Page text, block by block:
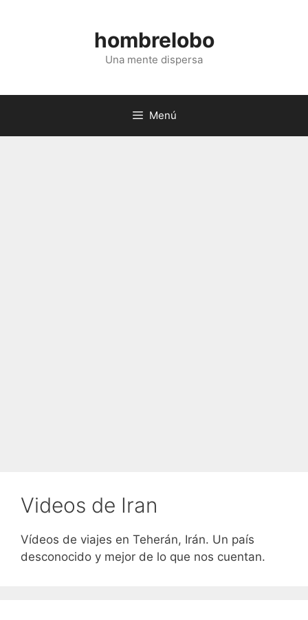
hombrelobo
Una mente dispersa
Menú
Videos de Iran
Vídeos de viajes en Teherán, Irán. Un país
desconocido y mejor de lo que nos cuentan.